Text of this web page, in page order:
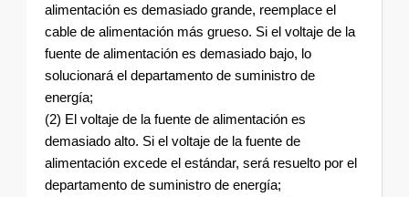
alimentación es demasiado grande, reemplace el
cable de alimentación más grueso. Si el voltaje de la
fuente de alimentación es demasiado bajo, lo
solucionará el departamento de suministro de
energía;
(2) El voltaje de la fuente de alimentación es
demasiado alto. Si el voltaje de la fuente de
alimentación excede el estándar, será resuelto por el
departamento de suministro de energía;